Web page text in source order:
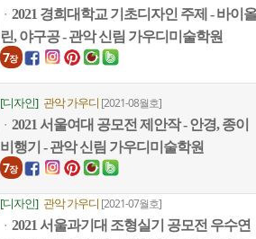
ㆍ 2021 경희대학교 기초디자인 주제 - 바이올
린, 야구공 - 관악 신림 가우디미술학원
7장
[디자인] 관악 가우디 [2021-08월호]
ㆍ 2021 서울여대 공모전 제안작 - 안경, 종이
비행기 - 관악 신림 가우디미술학원
7장
[디자인] 관악 가우디 [2021-07월호]
ㆍ 2021 서울과기대 조형실기 공모전 우수연